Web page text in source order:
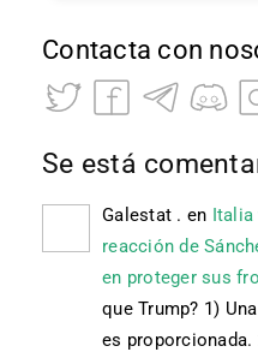
Contacta con
Se está
Galestat . en Italia
reacción de
en proteger sus
que Trump? 1)
es